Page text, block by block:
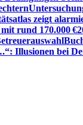
zeigt
rund 170.000 €
Illusionen bei